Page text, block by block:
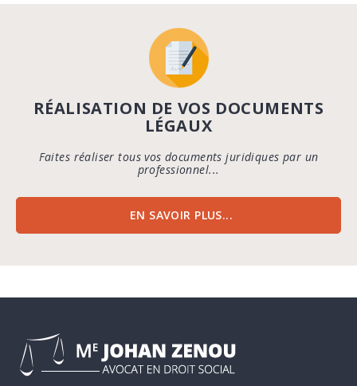
RÉALISATION DE VOS DOCUMENTS
LÉGAUX
Faites réaliser tous vos documents juridiques par un
professionnel...
EN SAVOIR PLUS...